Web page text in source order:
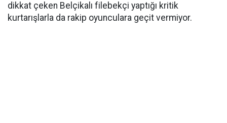
dikkat çeken Belçikalı filebekçi yaptığı kritik
kurtarışlarla da rakip oyunculara geçit vermiyor.